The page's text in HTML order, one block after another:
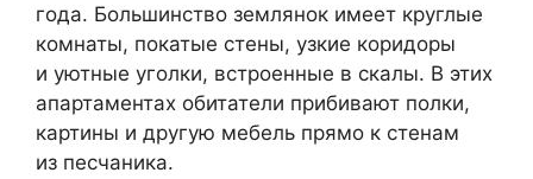
года. Большинство землянок имеет круглые
комнаты, покатые стены, узкие коридоры
и уютные уголки, встроенные в скалы. В этих
апартаментах обитатели прибивают полки,
картины и другую мебель прямо к стенам
из песчаника.